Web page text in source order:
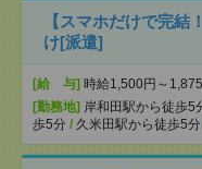
【スマホだけで完結
け[派遣]
[給 与] 時給1,500円～
[勤務地] 岸和田駅から徒歩5
歩5分 / 久米田駅から徒歩5分